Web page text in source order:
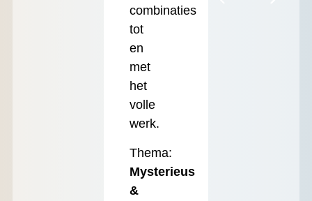
combinaties
tot
en
met
het
volle
werk.
Thema:
Mysterieus
&